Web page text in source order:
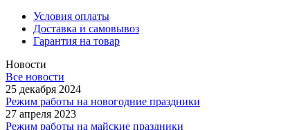
Условия оплаты
Доставка и самовывоз
Гарантия на товар
Новости
Все новости
25 декабря 2024
Режим работы на новогодние праздники
27 апреля 2023
Режим работы на майские праздники